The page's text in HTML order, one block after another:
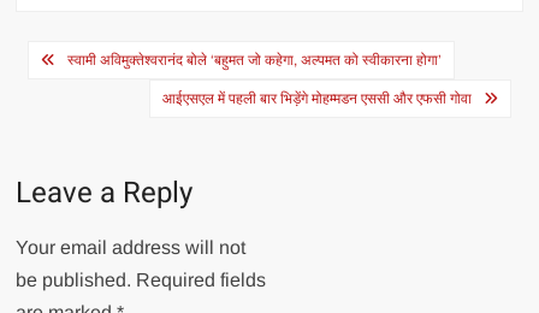
Post
navigation
स्वामी अविमुक्तेश्वरानंद बोले ‘बहुमत जो कहेगा, अल्पमत को स्वीकारना होगा’
आईएसएल में पहली बार भिड़ेंगे मोहम्मडन एससी और एफसी गोवा
Leave a Reply
Your email address will not
be published. Required fields